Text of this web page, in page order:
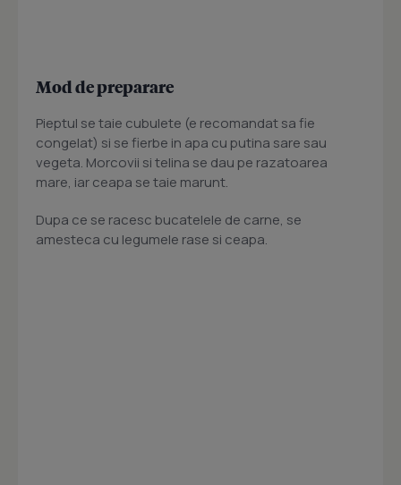
Mod de preparare
Pieptul se taie cubulete (e recomandat sa fie
congelat) si se fierbe in apa cu putina sare sau
vegeta. Morcovii si telina se dau pe razatoarea
mare, iar ceapa se taie marunt.
Dupa ce se racesc bucatelele de carne, se
amesteca cu legumele rase si ceapa.